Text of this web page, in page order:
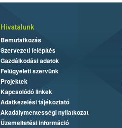
Hivatalunk
Bemutatkozás
Szervezeti felépítés
Gazdálkodási adatok
Felügyeleti szervünk
Projektek
Kapcsolódó linkek
Adatkezelési tájékoztató
Akadálymentességi nyilatkozat
Üzemeltetési információ